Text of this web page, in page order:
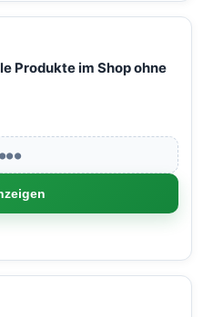
Produkte im Shop ohne